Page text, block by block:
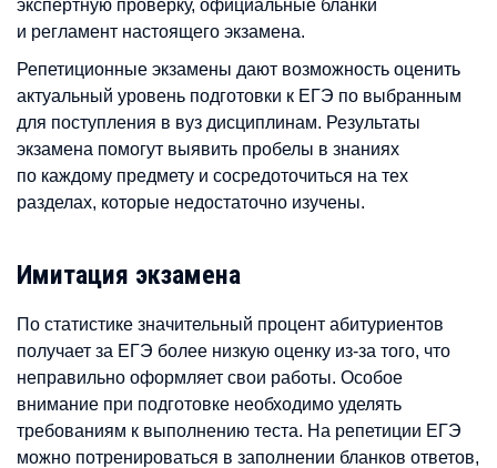
экспертную проверку, официальные бланки
и регламент настоящего экзамена.
Репетиционные экзамены дают возможность оценить
актуальный уровень подготовки к ЕГЭ по выбранным
для поступления в вуз дисциплинам. Результаты
экзамена помогут выявить пробелы в знаниях
по каждому предмету и сосредоточиться на тех
разделах, которые недостаточно изучены.
Имитация экзамена
По статистике значительный процент абитуриентов
получает за ЕГЭ более низкую оценку из-за того, что
неправильно оформляет свои работы. Особое
внимание при подготовке необходимо уделять
требованиям к выполнению теста. На репетиции ЕГЭ
можно потренироваться в заполнении бланков ответов,